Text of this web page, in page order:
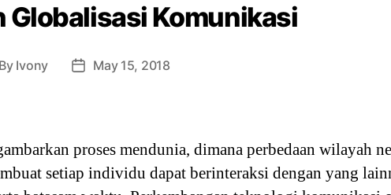
Globalisasi Komunikasi
By Ivony
PostMay 15, 2018
proses mendunia, dimana perbedaan wilayah
setiap individu dapat berinteraksi dengan yang